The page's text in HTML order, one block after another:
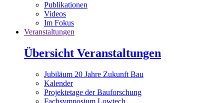
Publikationen
Videos
Im Fokus
Veranstaltungen
Übersicht Veranstaltungen
Jubiläum 20 Jahre Zukunft Bau
Kalender
Projektetage der Bauforschung
Fachsymposium Lowtech